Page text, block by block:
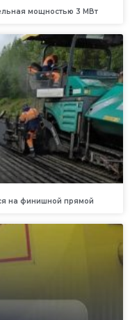
мощностью 3 МВт
на финишной прямой